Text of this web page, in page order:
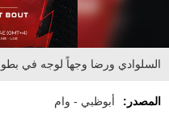
السلوادي ورضا وجهاً لوجه في
المصدر: أبوظبي - وام